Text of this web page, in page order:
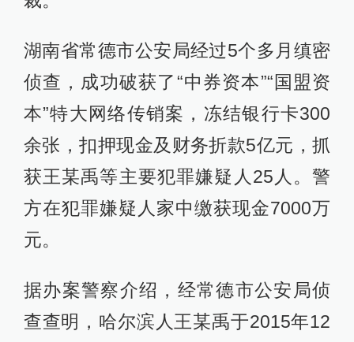
湖南省常德市公安局经过5个多月缜密
侦查，成功破获了“中券资本”“国盟资
本”特大网络传销案，冻结银行卡300
余张，扣押现金及财务折款5亿元，抓
获王某禹等主要犯罪嫌疑人25人。警
方在犯罪嫌疑人家中缴获现金7000万
元。
据办案警察介绍，经常德市公安局侦
查查明，哈尔滨人王某禹于2015年12